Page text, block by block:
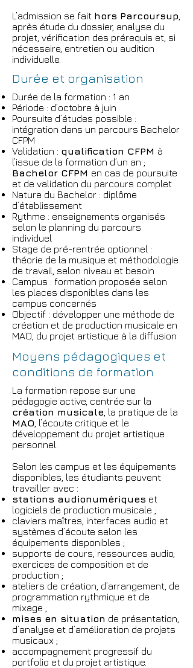
L’admission se fait hors Parcoursup
après étude du dossier, analyse du
projet, vérification des prérequis et, si
nécessaire, entretien ou audition
individuelle.
Durée et organisation
Durée de la formation : 1 an
Période : d’octobre à juin
Poursuite d’études possible :
intégration dans un parcours Bachelor
CFPM
Validation : qualification CFPM à
l’issue de la formation d’un an ;
Bachelor CFPM en cas de poursuite
et de validation du parcours complet
Nature du Bachelor : diplôme
d’établissement
Rythme : enseignements organisés
selon le planning du parcours
individuel
Stage de pré-rentrée optionnel :
théorie de la musique et méthodologie
de travail, selon niveau et besoin
Campus : formation proposée selon
les places disponibles dans les
campus concernés
Objectif : développer une méthode de
création et de production musicale en
MAO, du projet artistique à la diffusion
Moyens pédagogiques et
conditions de formation
La formation repose sur une
pédagogie active, centrée sur la
création musicale , la pratique de la
MAO , l’écoute critique et le
développement du projet artistique
personnel.
Selon les campus et les équipements
disponibles, les étudiants peuvent
travailler avec :
stations audionumériques et
logiciels de production musicale ;
claviers maîtres, interfaces audio et
systèmes d’écoute selon les
équipements disponibles ;
supports de cours, ressources audio,
exercices de composition et de
production ;
ateliers de création, d’arrangement, de
programmation rythmique et de
mixage ;
mises en situation de présentation,
d’analyse et d’amélioration de projets
musicaux ;
accompagnement progressif du
portfolio et du projet artistique.